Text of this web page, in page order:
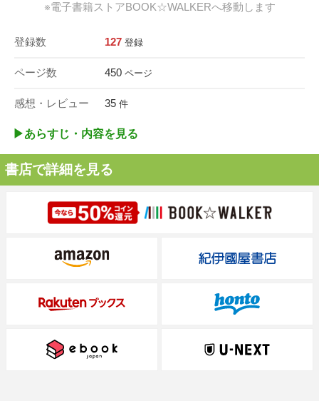
※電子書籍ストアBOOK☆WALKERへ移動します
登録数 127 登録
ページ数 450 ページ
感想・レビュー 35 件
▶︎あらすじ・内容を見る
書店で詳細を見る